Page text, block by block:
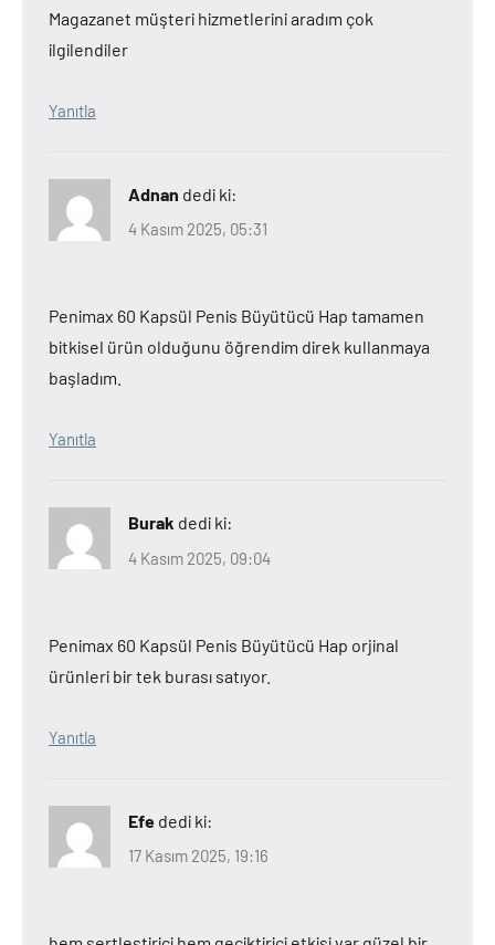
Magazanet müşteri hizmetlerini aradım çok
ilgilendiler
Yanıtla
Adnan dedi ki:
4 Kasım 2025, 05:31
Penimax 60 Kapsül Penis Büyütücü Hap tamamen
bitkisel ürün olduğunu öğrendim direk kullanmaya
başladım.
Yanıtla
Burak dedi ki:
4 Kasım 2025, 09:04
Penimax 60 Kapsül Penis Büyütücü Hap orjinal
ürünleri bir tek burası satıyor.
Yanıtla
Efe dedi ki:
17 Kasım 2025, 19:16